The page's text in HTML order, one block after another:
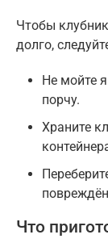
Чтобы
долго,
Не мойте
порчу.
Храните
Что